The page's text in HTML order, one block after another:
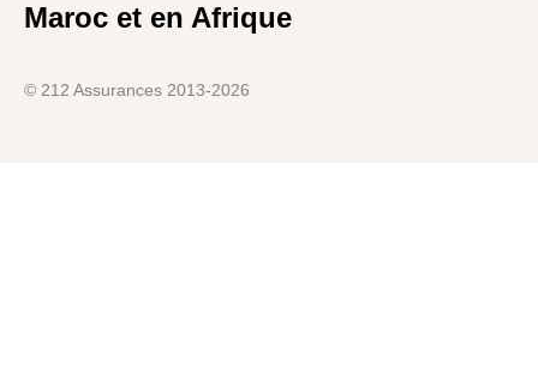
Maroc et en Afrique
© 212 Assurances 2013-2026